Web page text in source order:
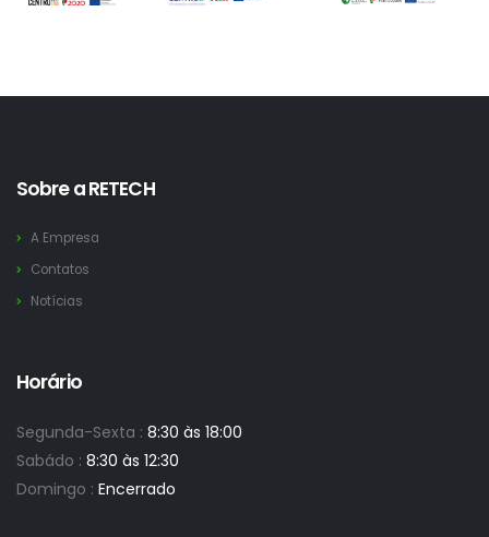
Sobre a RETECH
A Empresa
Contatos
Notícias
Horário
Segunda-Sexta : 8:30 às 18:00
Sabádo : 8:30 às 12:30
Domingo : Encerrado